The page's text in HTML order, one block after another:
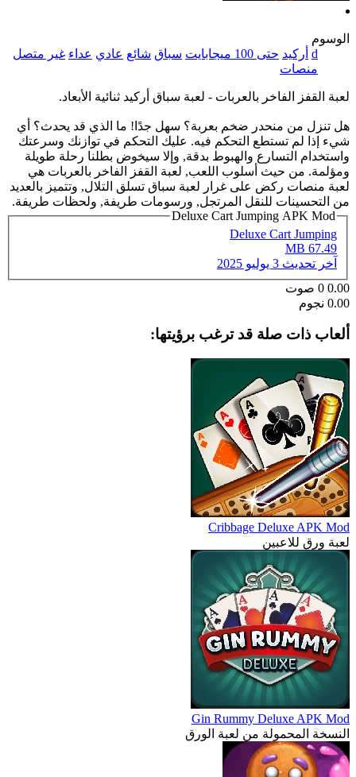
الوسوم
d أركيد حتى 100 ميجابايت سباق شائع عادي عداء غير متصل
منصات
لعبة القفز الفاخر بالعربات - لعبة سباق أركيد ثنائية الأبعاد.
هل تنزل من منحدر ضخم بعربة؟ سهل جدًا! ما الذي قد يحدث؟ أي
شيء إذا لم تستطع التحكم فيه. عليك التحكم في توازنك وسرعتك
واستخدام التسارع والهبوط بدقة, وإلا سيخوض بطلنا رحلة طويلة
ومؤلمة. من حيث أسلوب اللعب, لعبة القفز الفاخر بالعربات هي
لعبة منصات ركض على غرار لعبة سباق تسلق التلال, وتتميز بالعديد
من التحسينات للنقل المرتجل, ورسومات طريفة, ولحظات طريفة.
Deluxe Cart Jumping APK Mod
Deluxe Cart Jumping
67.49 MB
آخر تحديث 3 يوليو 2025
0.00
0 صوت
0.00 نجوم
ألعاب ذات صلة قد ترغب برؤيتها:
Cribbage Deluxe APK Mod
لعبة ورق للاعبين
Gin Rummy Deluxe APK Mod
النسخة المحمولة من لعبة الورق